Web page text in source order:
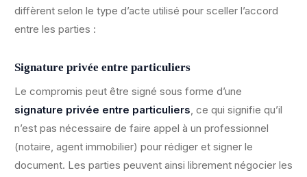
diffèrent selon le type d’acte utilisé pour sceller l’accord
entre les parties :
Signature privée entre particuliers
Le compromis peut être signé sous forme d’une
signature privée entre particuliers, ce qui signifie qu’il
n’est pas nécessaire de faire appel à un professionnel
(notaire, agent immobilier) pour rédiger et signer le
document. Les parties peuvent ainsi librement négocier les